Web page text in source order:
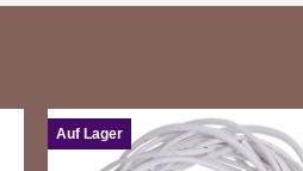
Auf Lager